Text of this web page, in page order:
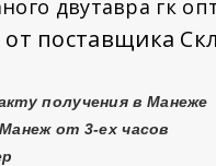
двутавра гк
поставщика
получения в Манеже
от 3-ех часов